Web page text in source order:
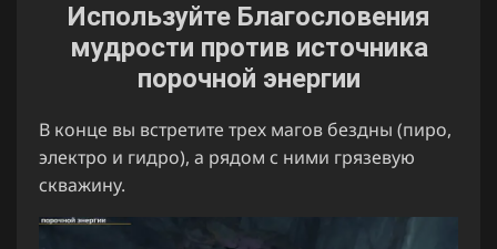
Используйте Благословения
мудрости против источника
порочной энергии
В конце вы встретите трех магов бездны (пиро,
электро и гидро), а рядом с ними грязевую
скважину.